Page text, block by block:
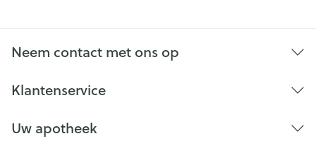
Neem contact met ons op
Klantenservice
Uw apotheek